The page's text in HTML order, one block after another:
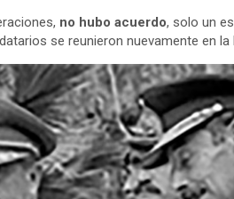
no hubo acuerdo, solo un
se reunieron nuevamente en la